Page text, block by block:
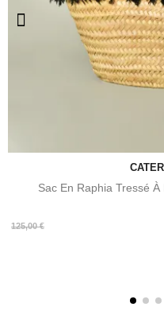
Sac En Raphia Tressé
125,00 €
Prix
Prix